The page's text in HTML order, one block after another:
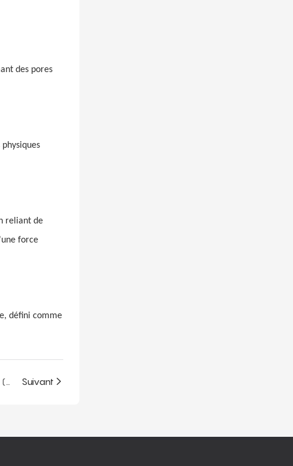
des pores
reliant de
force
défini comme
Concept de base Q&A sur le polyuréthane (première partie) Suivant